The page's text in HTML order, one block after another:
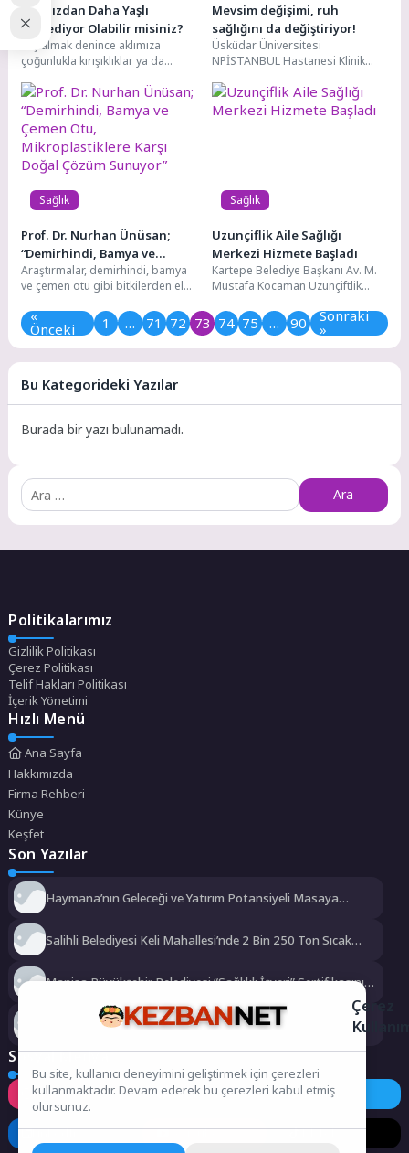
Yaşınızdan Daha Yaşlı
Hissediyor Olabilir misiniz?
Yaş almak denince aklımıza
çoğunlukla kırışıklıklar ya da
bazen bedenimiz genç...
Mevsim değişimi, ruh
sağlığını da değiştiriyor!
Üsküdar Üniversitesi
NPİSTANBUL Hastanesi Klinik
mevsiminin insan beden ve ruh...
Sağlık
Prof. Dr. Nurhan Ünüsan;
“Demirhindi, Bamya ve
Çemen Otu, Mikroplastiklere
Karşı Doğal Çözüm Sunuyor”
Araştırmalar, demirhindi, bamya
ve çemen otu gibi bitkilerden elde
arıtımında mikroplastikleri...
Sağlık
Uzunçiflik Aile Sağlığı
Merkezi Hizmete Başladı
Kartepe Belediye Başkanı Av. M.
Mustafa Kocaman Uzunçiftlik
Aile Sağlığı Merkezi’ni ziyaret...
«
Önceki 1 … 71 72 73 74 75 … 90 Sonraki
»
Bu Kategorideki Yazılar
Burada bir yazı bulunamadı.
Arama:
Politikalarımız
Gizlilik Politikası
Çerez Politikası
Telif Hakları Politikası
İçerik Yönetimi
Hızlı Menü
Ana Sayfa
Hakkımızda
Firma Rehberi
Künye
Keşfet
Son Yazılar
Haymana’nın Geleceği ve Yatırım Potansiyeli Masaya
Salihli Belediyesi Keli Mahallesi’nde 2 Bin 250 Ton Sıcak
Manisa Büyükşehir Belediyesi “Sağlıklı İşyeri” Sertifikasını
Büyükşehir’den Darıca’ya modern ulaşım yatırımı
Sosyal Medya
Instagram Facebook Twitter
LinkedIn YouTube TikTok
Çerez
Bu site, kullanıcı deneyimini geliştirmek için çerezleri
kullanmaktadır. Devam ederek bu çerezleri kabul etmiş
olursunuz.